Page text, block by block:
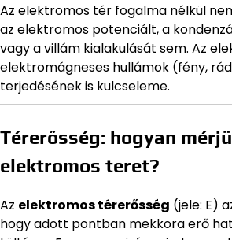
Az elektromos tér fogalma nélkül
az elektromos potenciált, a
vagy a villám kialakulását sem. Az
elektromágneses hullámok (fény,
terjedésének is kulcseleme.
Térerősség: hogyan
elektromos teret?
Az elektromos térerősség (jele: E)
hogy adott pontban mekkora erő